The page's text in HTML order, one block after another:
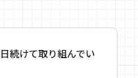
続けて取り組んでい